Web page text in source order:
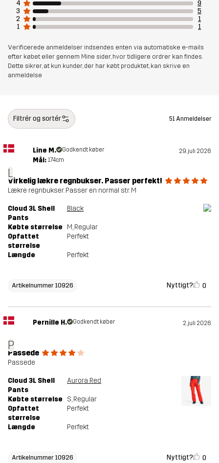
Varenummer 10926_2458
4
9
3
5
2
1
1
1
Verificerede anmeldelser indsendes enten via automatiske e-mails
efter købet eller gennem Mine sider, hvor tidligere ordrer kan findes.
Dette sikrer, at kun kunder, der har købt produktet, kan skrive en
anmeldelse
Filtrér og sortér 51 Anmeldelser
L
Line M. Godkendt køber 29. juli 2026
Mål: 174cm
Virkelig lækre regnbukser. Passer perfekt!
Lækre regnbukser. Passer en normal str. M
Cloud 3L Shell
Pants
Black
Købte størrelse M, Regular
Opfattet
størrelse
Perfekt
Længde Perfekt
Artikelnummer 10926 Nyttigt? 0
P
Pernille H. Godkendt køber 2. juli 2026
Passede
Passede
Cloud 3L Shell
Pants
Aurora Red
Købte størrelse S, Regular
Opfattet
størrelse
Perfekt
Længde Perfekt
Artikelnummer 10926 Nyttigt? 0